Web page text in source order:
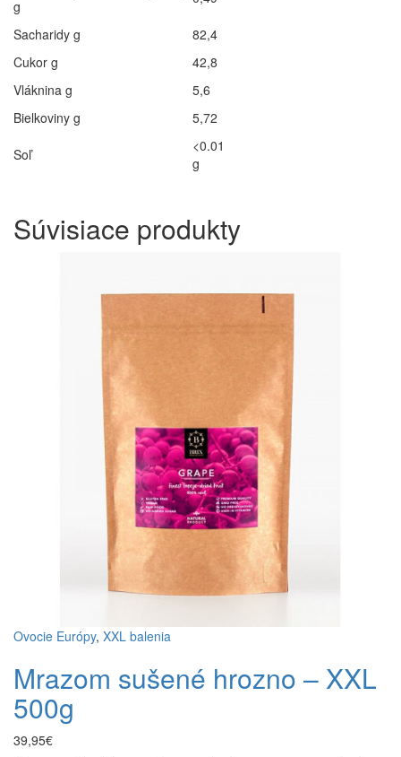
g
Sacharidy g
82,4
Cukor g
42,8
Vláknina g
5,6
Bielkoviny g
5,72
Soľ
<0.01
g
Súvisiace produkty
Ovocie Európy, XXL balenia
Mrazom sušené hrozno – XXL
500g
39,95€